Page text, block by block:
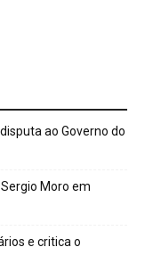
ao Governo do
Moro em
e critica o